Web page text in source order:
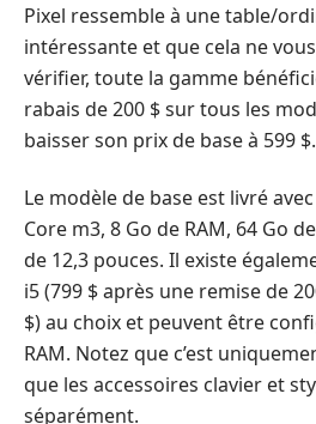
Pixel ressemble à une table/
intéressante et que cela ne
vérifier, toute la gamme
rabais de 200 $ sur tous les
baisser son prix de base à 599 $.
Le modèle de base est livré
Core m3, 8 Go de RAM, 64 Go
de 12,3 pouces. Il existe
i5 (799 $ après une remise de
$) au choix et peuvent être
RAM. Notez que c’est
que les accessoires clavier et
séparément.